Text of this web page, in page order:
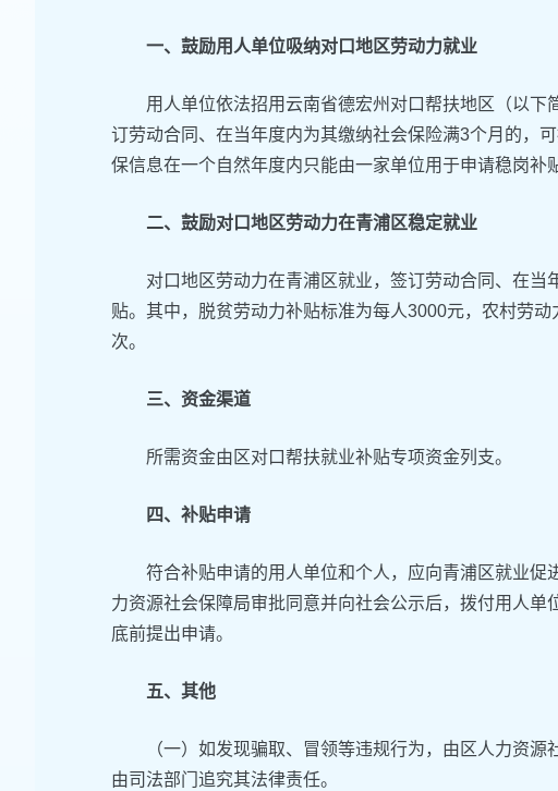
一、鼓励用人单位吸纳对口地区劳动力就业
用人单位依法招用云南省德宏州对口帮扶地区（以下
订劳动合同、在当年度内为其缴纳社会保险满3个月的，
保信息在一个自然年度内只能由一家单位用于申请稳岗补
二、鼓励对口地区劳动力在青浦区稳定就业
对口地区劳动力在青浦区就业，签订劳动合同、在
贴。其中，脱贫劳动力补贴标准为每人3000元，农村劳
次。
三、资金渠道
所需资金由区对口帮扶就业补贴专项资金列支。
四、补贴申请
符合补贴申请的用人单位和个人，应向青浦区就业
力资源社会保障局审批同意并向社会公示后，拨付用人
底前提出申请。
五、其他
（一）如发现骗取、冒领等违规行为，由区人力资
由司法部门追究其法律责任。